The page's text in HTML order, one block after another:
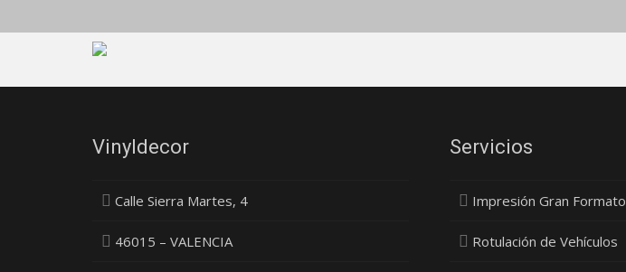
Vinyldecor
Calle Sierra Martes, 4
46015 – VALENCIA
Servicios
Impresión Gran Formato
Rotulación de Vehículos